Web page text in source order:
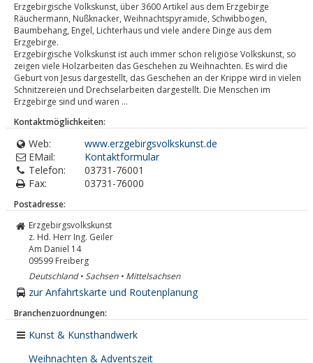
Erzgebirgische Volkskunst, über 3600 Artikel aus dem Erzgebirge
Räuchermann, Nußknacker, Weihnachtspyramide, Schwibbogen,
Baumbehang, Engel, Lichterhaus und viele andere Dinge aus dem
Erzgebirge.
Erzgebirgische Volkskunst ist auch immer schon religiöse Volkskunst, so
zeigen viele Holzarbeiten das Geschehen zu Weihnachten. Es wird die
Geburt von Jesus dargestellt, das Geschehen an der Krippe wird in vielen
Schnitzereien und Drechselarbeiten dargestellt. Die Menschen im
Erzgebirge sind und waren ...
Kontaktmöglichkeiten:
Web:
www.erzgebirgsvolkskunst.de
EMail:
Kontaktformular
Telefon:
03731-76001
Fax:
03731-76000
Postadresse:
Erzgebirgsvolkskunst
z. Hd. Herr Ing. Geiler
Am Daniel 14
09599 Freiberg
Deutschland • Sachsen • Mittelsachsen
zur Anfahrtskarte und Routenplanung
Branchenzuordnungen:
Kunst & Kunsthandwerk
Weihnachten & Adventszeit